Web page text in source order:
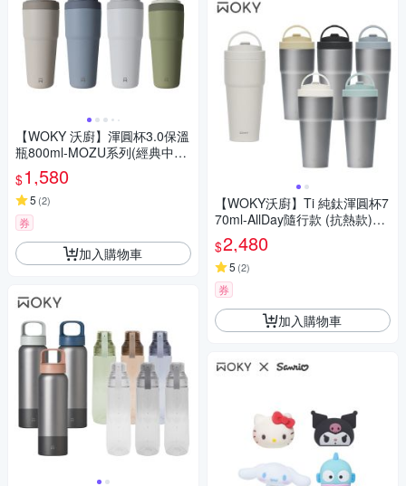
【WOKY 沃廚】渾圓杯3.0保溫
瓶800ml-MOZU系列(經典中環)
(灣水四色)
$1,580
5 (2)
券
加入購物車
【WOKY沃廚】Ti 純鈦渾圓杯7
70ml-AllDay隨行款 (抗熱款)
+渾圓杯鈦陶瓷款770ml
$2,480
5 (2)
券
加入購物車